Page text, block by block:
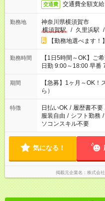
交通費 交通費全額支給
勤務地
神奈川県横須賀市
横須賀駅
/ 久里浜駅 /
【勤務地選べます
勤務時間
【1日5時間～OK】ご希望
日勤 9:00～18:00 早番
短 10:00～15:00 上記はあくまで一例です。 「夕方までには帰宅
しておきたい」 「朝
間を有効に使いたい」
ね。
期間
【急募】1ヶ月～OK
ら）
特徴 日払いOK / 履歴書不要
服装自由 / シフト勤務 /
ソコンスキル不要
気になる！
掲載元企業名 株式会